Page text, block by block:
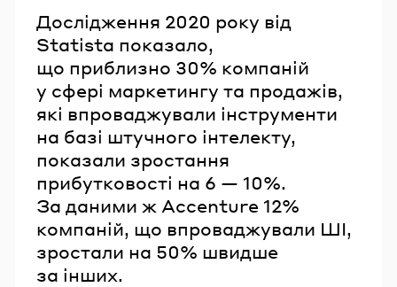
Дослідження 2020 року від
Statista показало,
що приблизно 30% компаній
у сфері маркетингу та продажів,
які впроваджували інструменти
на базі штучного інтелекту,
показали зростання
прибутковості на 6 — 10%.
За даними ж Accenture 12%
компаній, що впроваджували ШІ,
зростали на 50% швидше
за інших.